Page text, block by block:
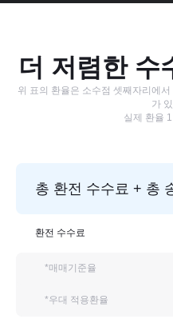
더 저렴한 수
위 표의 환율은 소수점 셋째자리에
가
실제 환율 1
총 환전 수수료 + 총
환전 수수료
*매매기준율
*우대 적용환율